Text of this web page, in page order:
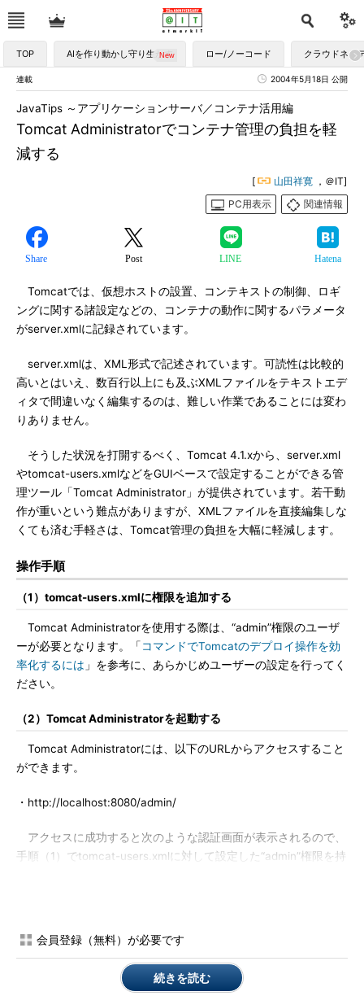
TOP AIを作り動かし守り生かす ロー/ノーコード クラウドネイ
連載 2004年5月18日 公開
Tomcat Administratorでコンテナ管理の負担を軽
減する
JavaTips ～アプリケーションサーバ／コンテナ活用編
[ 山田祥寛 ，＠IT]
PC用表示
関連情報
Share Post LINE Hatena
Tomcatでは、仮想ホストの設置、コンテキストの制御、ロギ
ングに関する諸設定などの、コンテナの動作に関するパラメータ
がserver.xmlに記録されています。
server.xmlは、XML形式で記述されています。可読性は比較的
高いとはいえ、数百行以上にも及ぶXMLファイルをテキストエデ
ィタで間違いなく編集するのは、難しい作業であることには変わ
りありません。
そうした状況を打開するべく、Tomcat 4.1.xから、server.xml
やtomcat-users.xmlなどをGUIベースで設定することができる管
理ツール「Tomcat Administrator」が提供されています。若干動
作が重いという難点がありますが、XMLファイルを直接編集しな
くても済む手軽さは、Tomcat管理の負担を大幅に軽減します。
操作手順
（1）tomcat-users.xmlに権限を追加する
Tomcat Administratorを使用する際は、“admin”権限のユーザ
ーが必要となります。「 コマンドでTomcatのデプロイ操作を効
率化するには 」を参考に、あらかじめユーザーの設定を行ってく
ださい。
（2）Tomcat Administratorを起動する
Tomcat Administratorには、以下のURLからアクセスすること
ができます。
・http://localhost:8080/admin/
アクセスに成功すると次のような認証画面が表示されるので、
手順（1）でtomcat-users.xmlに対して設定した“admin”権限を持
会員登録（無料）が必要です
続きを読む